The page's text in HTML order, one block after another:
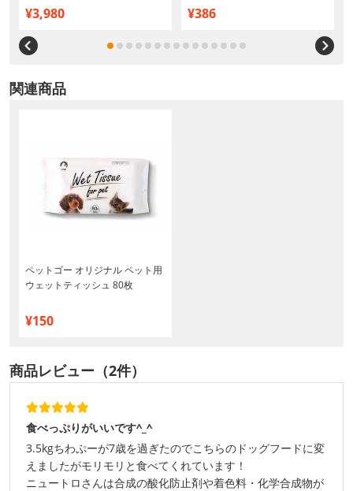
¥3,980 ¥386
関連商品
ペットゴー オリジナル ペット用
ウェットティッシュ 80枚
¥150
商品レビュー（2件）
食べっぷりがいいです^_^
3.5kgちわぷーが7歳を過ぎたのでこちらのドッグフードに変
えましたがモリモリと食べてくれています！
ニュートロさんは合成の酸化防止剤や着色料・化学合成物が